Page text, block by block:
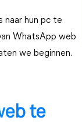
naar hun pc te
WhatsApp web
we beginnen.
te